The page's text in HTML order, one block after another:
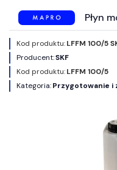
Płyn
Kod produktu:LFFM 100/5
Producent:SKF
Kod produktu:LFFM 100/5
Kategoria:Przygotowanie i